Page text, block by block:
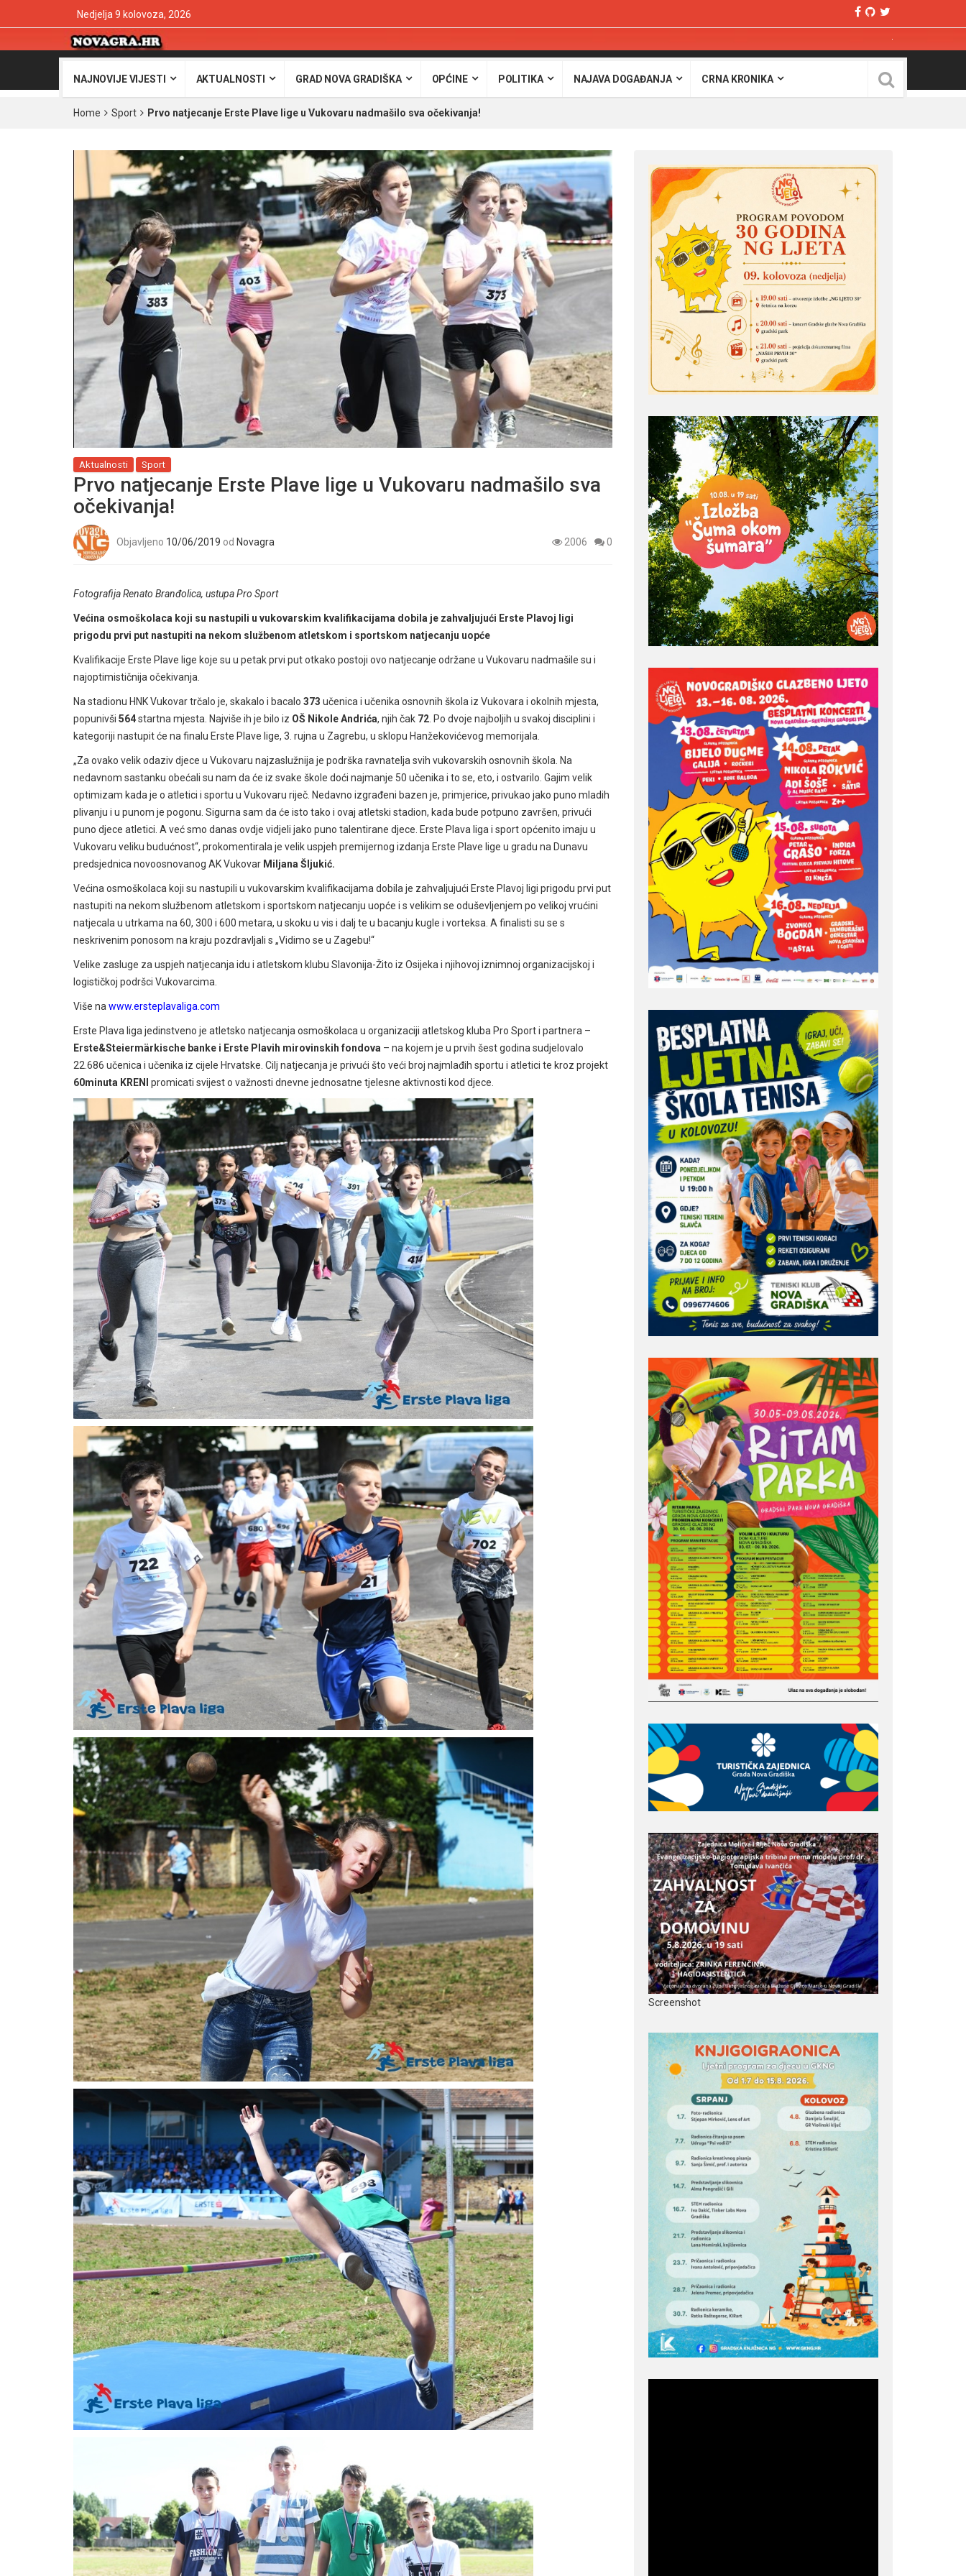
Nedjelja 9 kolovoza, 2026
NAJNOVIJE VIJESTI AKTUALNOSTI GRAD NOVA GRADIŠKA OPĆINE POLITIKA NAJAVA DOGAĐANJA CRNA KRONIKA
Home Sport Prvo natjecanje Erste Plave lige u Vukovaru nadmašilo sva očekivanja!
Aktualnosti Sport
Prvo natjecanje Erste Plave lige u Vukovaru nadmašilo sva
očekivanja!
Objavljeno 10/06/2019 od Novagra 2006 0
Fotografija Renato Branđolica, ustupa Pro Sport
Većina osmoškolaca koji su nastupili u vukovarskim kvalifikacijama dobila je zahvaljujući Erste Plavoj ligi
prigodu prvi put nastupiti na nekom službenom atletskom i sportskom natjecanju uopće
Kvalifikacije Erste Plave lige koje su u petak prvi put otkako postoji ovo natjecanje održane u Vukovaru nadmašile su i
najoptimističnija očekivanja.
Na stadionu HNK Vukovar trčalo je, skakalo i bacalo 373 učenica i učenika osnovnih škola iz Vukovara i okolnih mjesta,
popunivši 564startna mjesta. Najviše ih je bilo iz OŠ Nikole Andrića, njih čak 72 . Po dvoje najboljih u svakoj disciplini i
kategoriji nastupit će na finalu Erste Plave lige, 3. rujna u Zagrebu, u sklopu Hanžekovićevog memorijala.
„Za ovako velik odaziv djece u Vukovaru najzaslužnija je podrška ravnatelja svih vukovarskih osnovnih škola. Na
nedavnom sastanku obećali su nam da će iz svake škole doći najmanje 50 učenika i to se, eto, i ostvarilo. Gajim velik
optimizam kada je o atletici i sportu u Vukovaru riječ. Nedavno izgrađeni bazen je, primjerice, privukao jako puno mladih
plivanju i u punom je pogonu. Sigurna sam da će isto tako i ovaj atletski stadion, kada bude potpuno završen, privući
puno djece atletici. A već smo danas ovdje vidjeli jako puno talentirane djece. Erste Plava liga i sport općenito imaju u
Vukovaru veliku budućnost“, prokomentirala je velik uspjeh premijernog izdanja Erste Plave lige u gradu na Dunavu
predsjednica novoosnovanog AK Vukovar Miljana Šljukić.
Većina osmoškolaca koji su nastupili u vukovarskim kvalifikacijama dobila je zahvaljujući Erste Plavoj ligi prigodu prvi put
nastupiti na nekom službenom atletskom i sportskom natjecanju uopće i s velikim se oduševljenjem po velikoj vrućini
natjecala u utrkama na 60, 300 i 600 metara, u skoku u vis i dalj te u bacanju kugle i vorteksa. A finalisti su se s
neskrivenim ponosom na kraju pozdravljali s „Vidimo se u Zagebu!“
Velike zasluge za uspjeh natjecanja idu i atletskom klubu Slavonija-Žito iz Osijeka i njihovoj iznimnoj organizacijskoj i
logističkoj podršci Vukovarcima.
Više na www.ersteplavaliga.com
Erste Plava liga jedinstveno je atletsko natjecanja osmoškolaca u organizaciji atletskog kluba Pro Sport i partnera –
Erste&Steiermärkische banke i Erste Plavih mirovinskih fondova – na kojem je u prvih šest godina sudjelovalo
22.686 učenica i učenika iz cijele Hrvatske. Cilj natjecanja je privući što veći broj najmlađih sportu i atletici te kroz projekt
60minuta KRENI
promicati svijest o važnosti dnevne jednosatne tjelesne aktivnosti kod djece.
Screenshot